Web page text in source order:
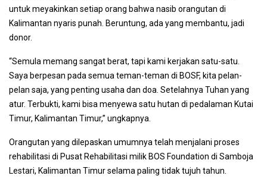
untuk meyakinkan setiap orang bahwa nasib orangutan di
Kalimantan nyaris punah. Beruntung, ada yang membantu, jadi
donor.
“Semula memang sangat berat, tapi kami kerjakan satu-satu.
Saya berpesan pada semua teman-teman di BOSF, kita pelan-
pelan saja, yang penting usaha dan doa. Setelahnya Tuhan yang
atur. Terbukti, kami bisa menyewa satu hutan di pedalaman Kutai
Timur, Kalimantan Timur,” ungkapnya.
Orangutan yang dilepaskan umumnya telah menjalani proses
rehabilitasi di Pusat Rehabilitasi milik BOS Foundation di Samboja
Lestari, Kalimantan Timur selama paling tidak tujuh tahun.